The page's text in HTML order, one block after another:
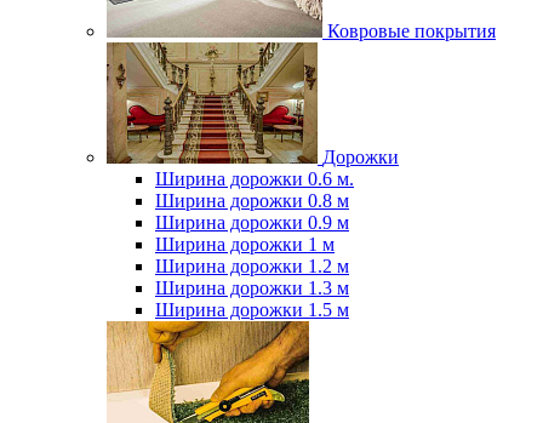
Ковровые покрытия
Дорожки
Ширина дорожки 0.6 м.
Ширина дорожки 0.8 м
Ширина дорожки 0.9 м
Ширина дорожки 1 м
Ширина дорожки 1.2 м
Ширина дорожки 1.3 м
Ширина дорожки 1.5 м